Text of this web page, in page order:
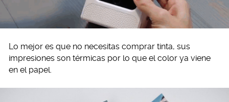
Lo mejor es que no necesitas comprar tinta, sus
impresiones son térmicas por lo que el color ya viene
en el papel.